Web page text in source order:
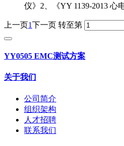
仪》2、《YY 1139-2013 心
上一页1下一页 转至第
YY0505 EMC测试方案
关于我们
公司简介
组织架构
人才招聘
联系我们